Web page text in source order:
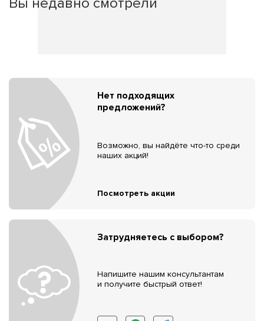
Нет подходящих
предложений?
Возможно, вы найдёте что-то среди
наших акций!
Посмотреть акции
Затрудняетесь с выбором?
Напишите нашим консультантам
и получите быстрый ответ!